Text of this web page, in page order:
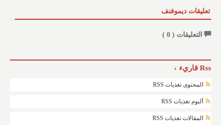
تعليقات ديموفنف
التعليقات ( 0
)
Rss قاريء
المحتوى تغذيات RSS
ألبوم تغذيات RSS
المقالات تغذيات RSS